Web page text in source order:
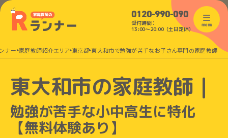
0120-990-090
受付時間：
13:00〜20:00（土日定休）
menu
ナー 家庭教師紹介エリア 東京都 東大和市で勉強が苦手なお子さん専門の家庭教師
東大和市の家庭教師｜
勉強が苦手な小中高生に特化
【無料体験あり】